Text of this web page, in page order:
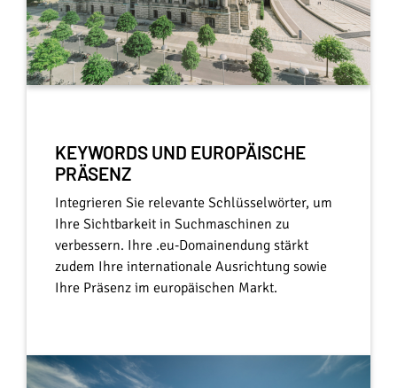
KEYWORDS UND EUROPÄISCHE
PRÄSENZ
Integrieren Sie relevante Schlüsselwörter, um
Ihre Sichtbarkeit in Suchmaschinen zu
verbessern. Ihre .eu-Domainendung stärkt
zudem Ihre internationale Ausrichtung sowie
Ihre Präsenz im europäischen Markt.